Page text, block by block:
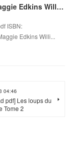
PDF EPUB Download Smaller Sister by Maggie Edkins Willis Full Book
ISBN:
Edkins Willi...
04:46
pdf] Les loups du
Tome 2